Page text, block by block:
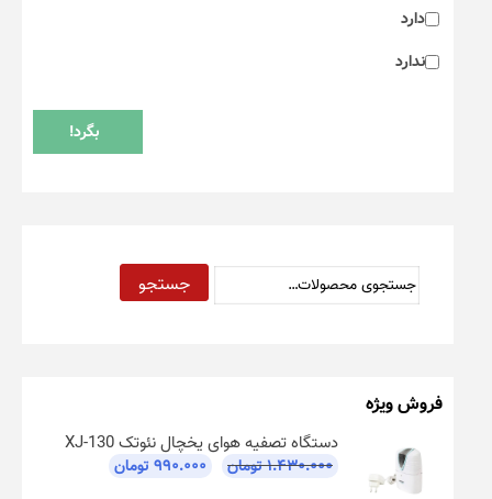
دارد
ندارد
بگرد!
جستجو
برای:
جستجو
فروش ویژه
دستگاه تصفیه هوای یخچال نئوتک XJ-130
۱.۴۳۰.۰۰۰تومان
قیمت
۹۹۰.۰۰۰ تومان